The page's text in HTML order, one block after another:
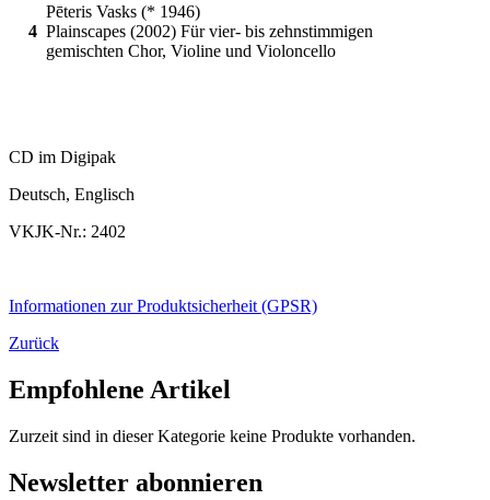
4
Pēteris Vasks (* 1946)
Plainscapes (2002) Für vier- bis zehnstimmigen
gemischten Chor, Violine und Violoncello
CD im Digipak
Deutsch, Englisch
VKJK-Nr.: 2402
Informationen zur Produktsicherheit (GPSR)
Zurück
Empfohlene Artikel
Zurzeit sind in dieser Kategorie keine Produkte vorhanden.
Newsletter abonnieren